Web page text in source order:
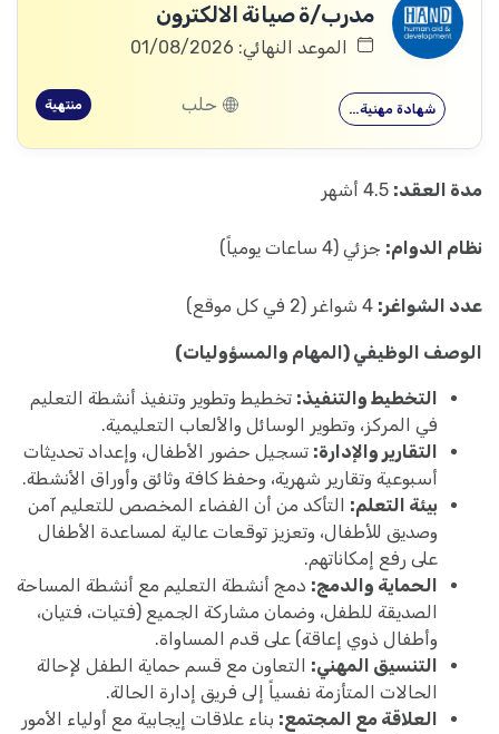
مدرب/ة صيانة الالكترون
الموعد النهائي: 01/08/2026
شهادة مهنية… حلب منتهية
مدة العقد:
نظام الدوام: جزئي (4 ساعات يومياً)
عدد الشواغر:
الوصف الوظيفي (المهام والمسؤوليات)
التخطيط والتنفيذ: تخطيط وتطوير وتنفيذ أنشطة التعليم
في المركز، وتطوير الوسائل والألعاب التعليمية.
التقارير والإدارة: تسجيل حضور الأطفال، وإعداد تحديثات
أسبوعية وتقارير شهرية، وحفظ كافة وثائق وأوراق الأنشطة.
بيئة التعلم: التأكد من أن الفضاء المخصص للتعليم آمن
وصديق للأطفال، وتعزيز توقعات عالية لمساعدة الأطفال
على رفع إمكاناتهم.
الحماية والدمج: دمج أنشطة التعليم مع أنشطة المساحة
الصديقة للطفل، وضمان مشاركة الجميع (فتيات، فتيان،
وأطفال ذوي إعاقة) على قدم المساواة.
التنسيق المهني: التعاون مع قسم حماية الطفل لإحالة
الحالات المتأزمة نفسياً إلى فريق إدارة الحالة.
العلاقة مع المجتمع: بناء علاقات إيجابية مع أولياء الأمور